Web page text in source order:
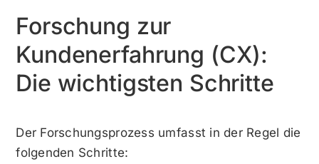
Forschung zur
Kundenerfahrung (CX):
Die wichtigsten Schritte
Der Forschungsprozess umfasst in der Regel die
folgenden Schritte: